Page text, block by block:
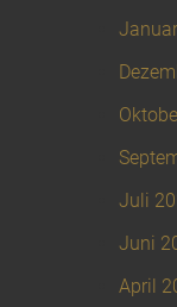
Juli
Juni
April